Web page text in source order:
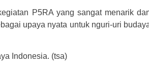
P5RA yang sangat menarik
upaya nyata untuk nguri-uri
Indonesia. (tsa)